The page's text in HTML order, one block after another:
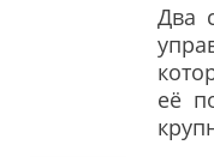
Два
её